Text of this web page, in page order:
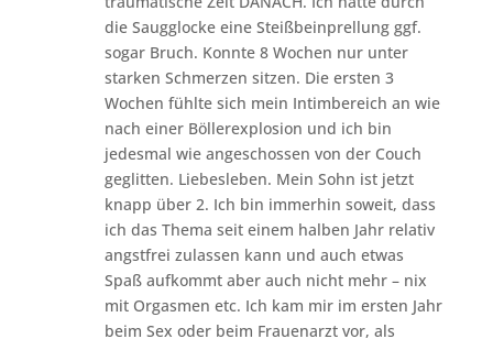
die Saugglocke eine Steißbeinprellung ggf.
sogar Bruch. Konnte 8 Wochen nur unter
starken Schmerzen sitzen. Die ersten 3
Wochen fühlte sich mein Intimbereich an wie
nach einer Böllerexplosion und ich bin
jedesmal wie angeschossen von der Couch
geglitten. Liebesleben. Mein Sohn ist jetzt
knapp über 2. Ich bin immerhin soweit, dass
ich das Thema seit einem halben Jahr relativ
angstfrei zulassen kann und auch etwas
Spaß aufkommt aber auch nicht mehr – nix
mit Orgasmen etc. Ich kam mir im ersten Jahr
beim Sex oder beim Frauenarzt vor, als